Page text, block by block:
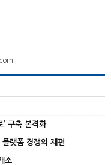
구축 본격화
랫폼 경쟁의 재편
소